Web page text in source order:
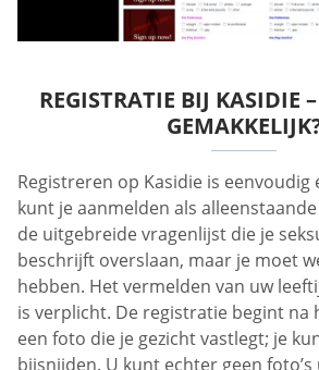
REGISTRATIE BIJ KASIDIE
Registreren op Kasidie is eenvoudig
kunt je aanmelden als alleenstaande
de uitgebreide vragenlijst die je
beschrijft overslaan, maar je moet
hebben. Het vermelden van uw
is verplicht. De registratie begint na
een foto die je gezicht vastlegt; je
bijsnijden. U kunt echter geen